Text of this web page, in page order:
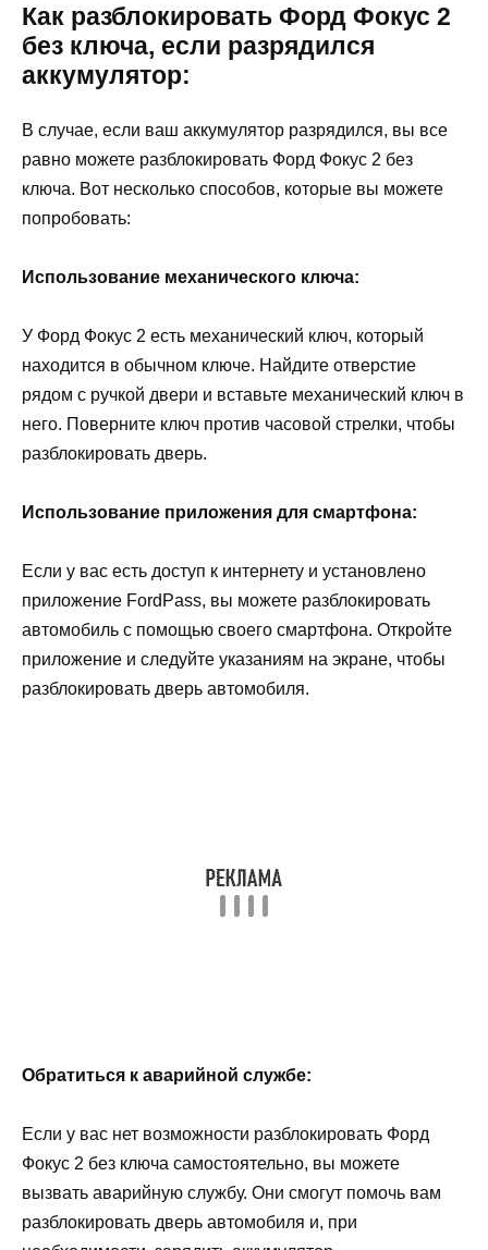
Как разблокировать Форд Фокус 2
без ключа, если разрядился
аккумулятор:
В случае, если ваш аккумулятор разрядился, вы все
равно можете разблокировать Форд Фокус 2 без
ключа. Вот несколько способов, которые вы можете
попробовать:
Использование механического ключа:
У Форд Фокус 2 есть механический ключ, который
находится в обычном ключе. Найдите отверстие
рядом с ручкой двери и вставьте механический ключ в
него. Поверните ключ против часовой стрелки, чтобы
разблокировать дверь.
Использование приложения для смартфона:
Если у вас есть доступ к интернету и установлено
приложение FordPass, вы можете разблокировать
автомобиль с помощью своего смартфона. Откройте
приложение и следуйте указаниям на экране, чтобы
разблокировать дверь автомобиля.
Обратиться к аварийной службе:
Если у вас нет возможности разблокировать Форд
Фокус 2 без ключа самостоятельно, вы можете
вызвать аварийную службу. Они смогут помочь вам
разблокировать дверь автомобиля и, при